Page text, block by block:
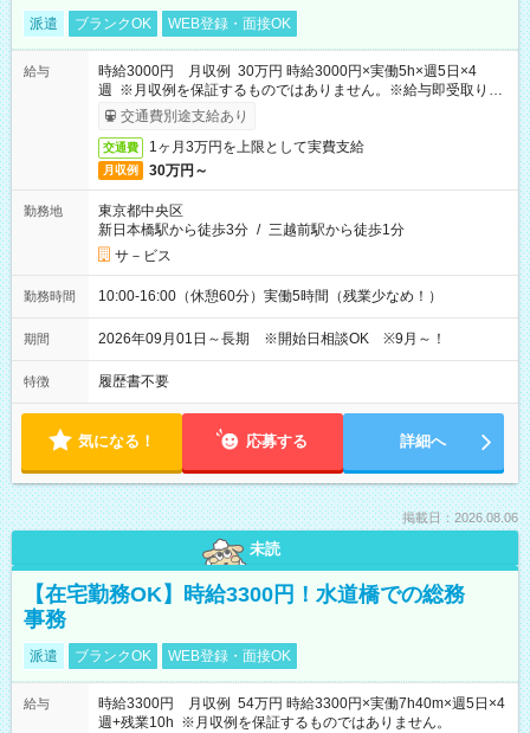
派遣 ブランクOK WEB登録・面接OK
給与
時給3000円 月収例 30万円 時給3000円×実働5h×週5日×4
週 ※月収例を保証するものではありません。※給与即受取りサ
ービス利用可（利用条件有）
交通費別途支給あり
交通費 1ヶ月3万円を上限として実費支給
月収例 30万円～
勤務地
東京都中央区
新日本橋駅から徒歩3分 / 三越前駅から徒歩1分
サ－ビス
勤務時間 10:00-16:00（休憩60分）実働5時間（残業少なめ！）
期間 2026年09月01日～長期 ※開始日相談OK ※9月～！
特徴 履歴書不要
気になる！ 応募する 詳細へ
掲載日：2026.08.06
未読
【在宅勤務OK】時給3300円！水道橋での総務
事務
派遣 ブランクOK WEB登録・面接OK
給与
時給3300円 月収例 54万円 時給3300円×実働7h40m×週5日×4
週+残業10h ※月収例を保証するものではありません。